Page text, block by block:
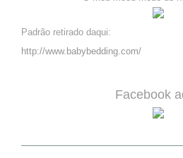
Padrão retirado daqui:
http://www.babybedding.com/
Facebook